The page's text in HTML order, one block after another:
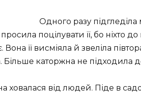
Одного разу підгледіла
поцілувати її, бо ніхто
її висміяла й звеліла
каторжна не підходила
ховалася від людей. Піде в